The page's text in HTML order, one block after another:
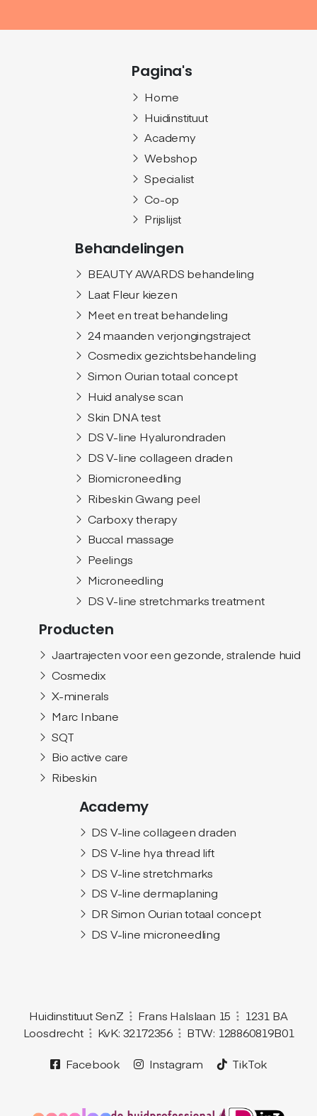
Pagina's
Home
Huidinstituut
Academy
Webshop
Specialist
Co-op
Prijslijst
Behandelingen
BEAUTY AWARDS behandeling
Laat Fleur kiezen
Meet en treat behandeling
24 maanden verjongingstraject
Cosmedix gezichtsbehandeling
Simon Ourian totaal concept
Huid analyse scan
Skin DNA test
DS V-line Hyalurondraden
DS V-line collageen draden
Biomicroneedling
Ribeskin Gwang peel
Carboxy therapy
Buccal massage
Peelings
Microneedling
DS V-line stretchmarks treatment
Producten
Jaartrajecten voor een gezonde, stralende huid
Cosmedix
X-minerals
Marc Inbane
SQT
Bio active care
Ribeskin
Academy
DS V-line collageen draden
DS V-line hya thread lift
DS V-line stretchmarks
DS V-line dermaplaning
DR Simon Ourian totaal concept
DS V-line microneedling
Huidinstituut SenZ Frans Halslaan 15
1231 BA
Loosdrecht
KvK: 32172356
BTW: 128860819B01
Facebook
Instagram TikTok